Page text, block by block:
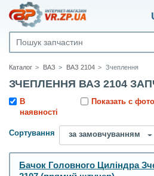
Каталог ВАЗ ВАЗ 2104 Зчеплення
ЗЧЕПЛЕННЯ ВАЗ 2104
В
наявності
Показать с фото
Сортування за замовчуванням
Бачок Головного Циліндра